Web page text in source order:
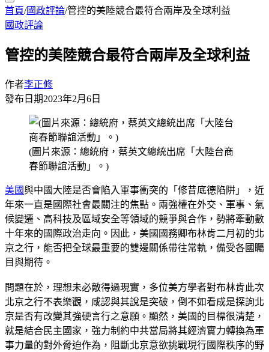
首頁/國政評論/管控的美陸競合最符合兩岸及全球利益
國政評論
管控的美陸競合最符合兩岸及全球利益
作者李正修
發布日期2023年2月6日
(圖片來源：總統府，蔡英文總統出席「大陸台商
春節聯誼活動」。)
美國與中國大陸是否會陷入軍事衝突的「修昔底德陷阱」，近
年來一直是國際社會最關注的焦點。兩強權在外交、軍事、氣
候變遷、高科技及區域安全等領域的競爭與合作，勢將牽動數
十年來的國際政治走向。因此，美國國務卿布林肯二月初的北
京之行，能否把全球最重要的雙邊關係帶往常軌，備受各國矚
目與期待。
問題在於，理想未必敵得過現實，多位美方學者對布林肯此次
北京之行不表樂觀，咸認與其說是突破，倒不如看成是探詢北
京是否有改變其強硬言行之意願。顯然，美國的目標很清楚，
就是結合民主國家，強力制約中共當局將其經濟實力轉換為軍
事力量的對外脅迫作為，阻斷北京意欲挑戰現行國際秩序的野